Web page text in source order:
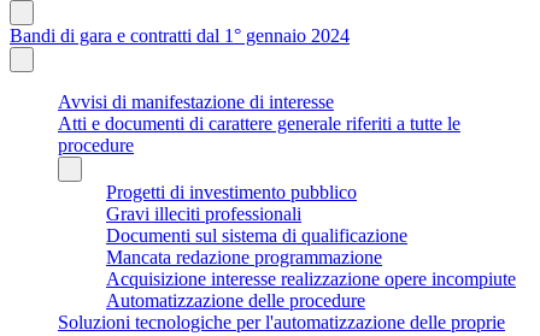
Bandi di gara e contratti dal 1° gennaio 2024
Avvisi di manifestazione di interesse
Atti e documenti di carattere generale riferiti a tutte le
procedure
Progetti di investimento pubblico
Gravi illeciti professionali
Documenti sul sistema di qualificazione
Mancata redazione programmazione
Acquisizione interesse realizzazione opere incompiute
Automatizzazione delle procedure
Soluzioni tecnologiche per l'automatizzazione delle proprie